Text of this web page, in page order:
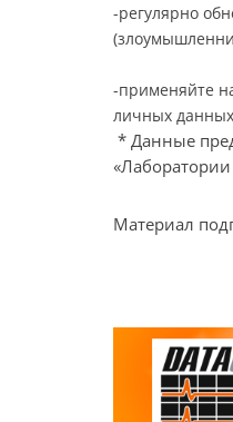
-регулярно
-применяйте
личных
* Данные
«Лаборатории
Материал